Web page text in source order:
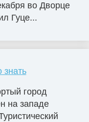
во Дворце
Гуце...
знать
город
на западе